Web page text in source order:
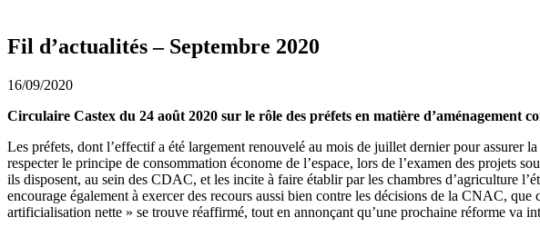
Fil d’actualités – Septembre 2020
16/09/2020
Circulaire Castex du 24 août 2020 sur le rôle des préfets en matière d’aménagement
Les préfets, dont l’effectif a été largement renouvelé au mois de juillet dernier pour assurer
respecter le principe de consommation économe de l’espace, lors de l’examen des projets
ils disposent, au sein des CDAC, et les incite à faire établir par les chambres d’agriculture
encourage également à exercer des recours aussi bien contre les décisions de la CNAC,
artificialisation nette » se trouve réaffirmé, tout en annonçant qu’une prochaine réforme va